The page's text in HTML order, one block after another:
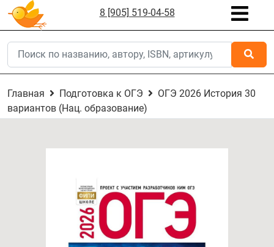
8 [905] 519-04-58
Главная Подготовка к ОГЭ
ОГЭ 2026 История 30
вариантов (Нац. образование)